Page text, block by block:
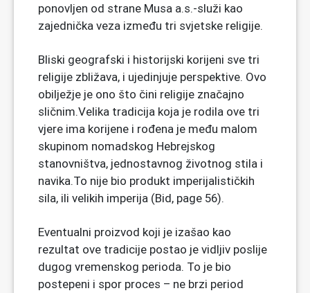
ponovljen od strane Musa a.s.-služi kao
zajednička veza između tri svjetske religije.
Bliski geografski i historijski korijeni sve tri
religije zbližava, i ujedinjuje perspektive. Ovo
obilježje je ono što čini religije značajno
sličnim.Velika tradicija koja je rodila ove tri
vjere ima korijene i rođena je među malom
skupinom nomadskog Hebrejskog
stanovništva, jednostavnog životnog stila i
navika.To nije bio produkt imperijalističkih
sila, ili velikih imperija (Bid, page 56).
Eventualni proizvod koji je izašao kao
rezultat ove tradicije postao je vidljiv poslije
dugog vremenskog perioda. To je bio
postepeni i spor proces – ne brzi period